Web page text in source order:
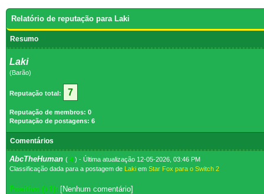
Relatório de reputação para Laki
Resumo
Laki
(Barão)
Reputação total: 7
Reputação de membros: 0
Reputação de postagens: 6
Comentários
AbcTheHuman ( 4 ) - Última atualização 12-05-2026, 03:46 PM
Classificação dada para a postagem de Laki em Star Fox para o Switch 2
Positivo (+1): [Nenhum comentário]